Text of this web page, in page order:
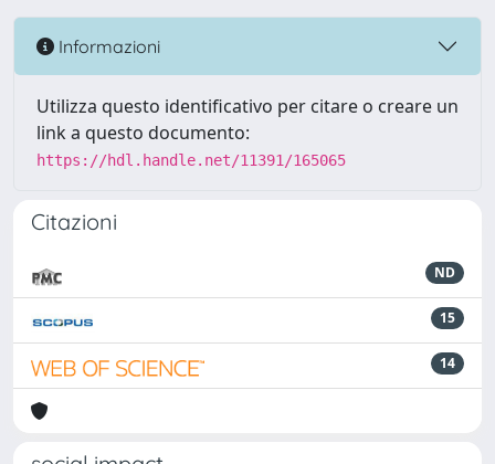
Informazioni
Utilizza questo identificativo per citare o creare un
link a questo documento:
https://hdl.handle.net/11391/165065
Citazioni
ND
15
14